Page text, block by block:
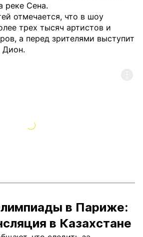
реке Сена.
отмечается, что в шоу
трех тысяч артистов и
а перед зрителями выступит
Дион.
в Париже:
в Казахстане